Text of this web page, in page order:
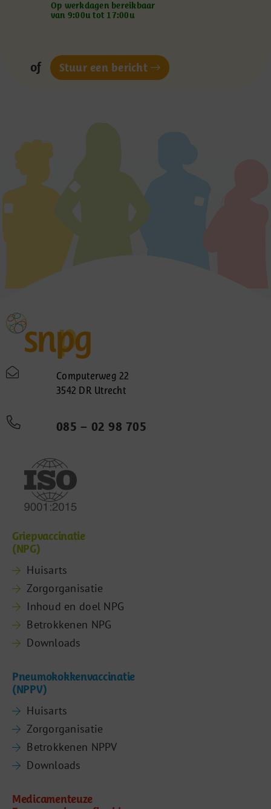
Op werkdagen bereikbaar
van 9:00u tot 17:00u
of Stuur een bericht
Computerweg 22
3542 DR Utrecht
085 – 02 98 705
Griepvaccinatie
(NPG)
Huisarts
Zorgorganisatie
Inhoud en doel NPG
Betrokkenen NPG
Downloads
Pneumokokkenvaccinatie
(NPPV)
Huisarts
Zorgorganisatie
Betrokkenen NPPV
Downloads
Medicamenteuze